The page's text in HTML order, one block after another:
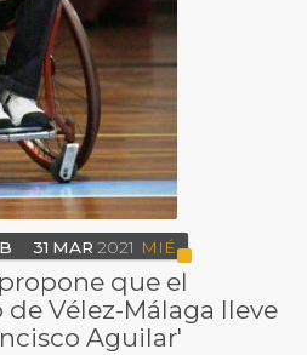
31 MAR 2021 MIÉ
que el
Vélez-Málaga lleve
Aguilar'